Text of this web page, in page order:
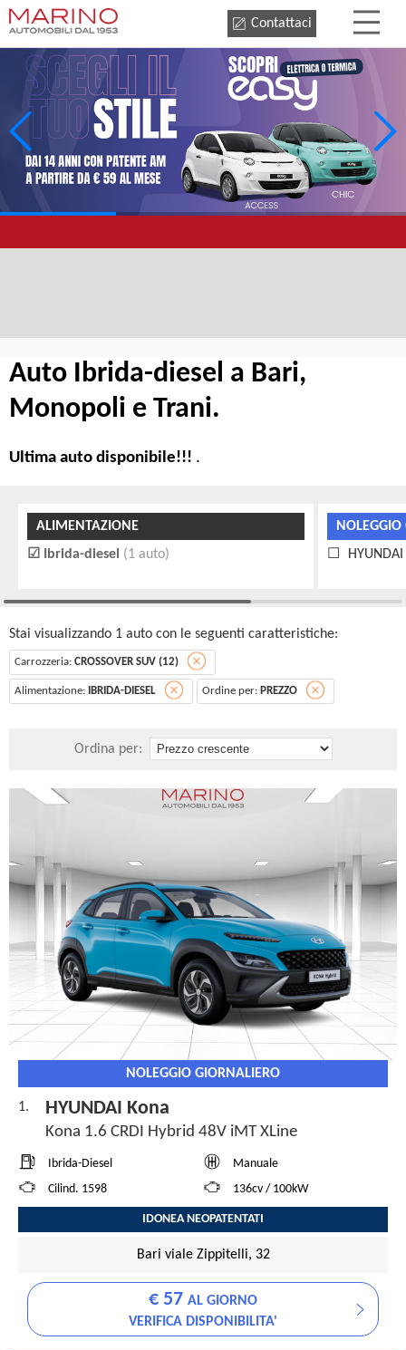
Contattaci
Auto Ibrida-diesel a Bari,
Monopoli e Trani.
Ultima auto disponibile!!! .
ALIMENTAZIONE
Ibrida-diesel (1 auto)
Stai visualizzando 1 auto con le seguenti caratteristiche:
Carrozzeria: CROSSOVER SUV (12)
Alimentazione: IBRIDA-DIESEL Ordine per: PREZZO
Ordina per:
NOLEGGIO GIORNALIERO
1. HYUNDAI Kona
Kona 1.6 CRDI Hybrid 48V iMT XLine
Ibrida-Diesel
Manuale
Cilind. 1598
136cv / 100kW
IDONEA NEOPATENTATI
Bari viale Zippitelli, 32
€ 57 AL GIORNO
VERIFICA DISPONIBILITA'